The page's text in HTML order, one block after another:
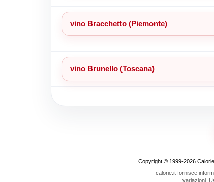
vino Bracchetto (Piemonte)
vino Brunello (Toscana)
Copyright © 1999-2026
calorie.it fornisce
variazioni.